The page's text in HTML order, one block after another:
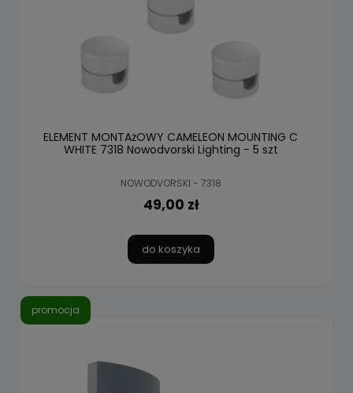
ELEMENT MONTAżOWY CAMELEON MOUNTING C
WHITE 7318 Nowodvorski Lighting - 5 szt
NOWODVORSKI - 7318
49,00 zł
do koszyka
promocja